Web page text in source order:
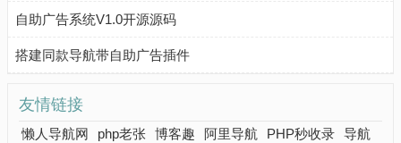
自助广告系统V1.0开源源码
搭建同款导航带自助广告插件
友情链接
懒人导航网 php老张 博客趣 阿里导航 PHP秒收录 导航